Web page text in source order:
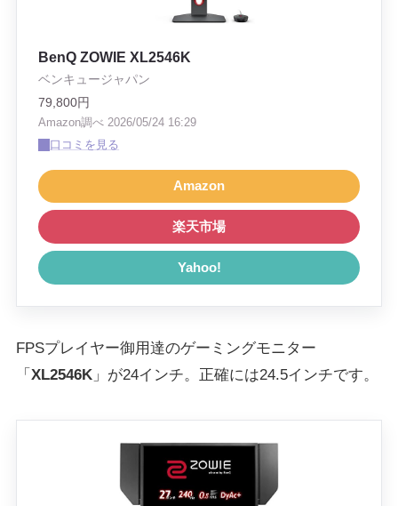
BenQ ZOWIE XL2546K
ベンキュージャパン
79,800円
Amazon調べ 2026/05/24 16:29
口コミを見る
Amazon
楽天市場
Yahoo!
FPSプレイヤー御用達のゲーミングモニター
「 XL2546K」が24インチ。正確には24.5インチです。